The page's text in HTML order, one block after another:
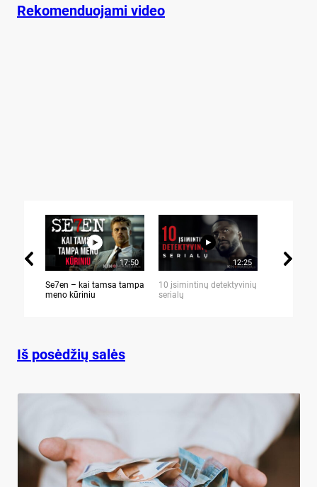
Rekomenduojami video
17:50
Se7en – kai tamsa tampa
meno kūriniu
12:25
10 įsimintinų detektyvinių
serialų
Iš posėdžių salės